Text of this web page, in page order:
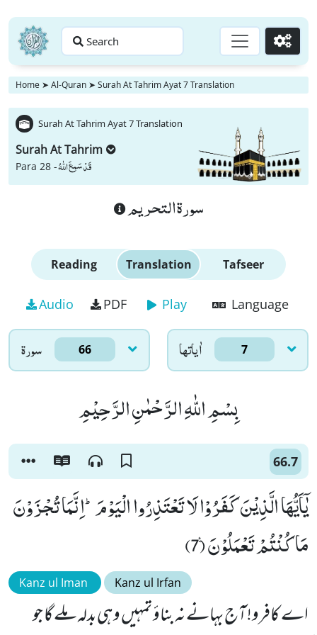
Search Go
Home ➤ Al-Quran ➤ Surah At Tahrim Ayat 7 Translation
Surah At Tahrim Ayat 7 Translation
Surah At Tahrim
Para 28 -قَدْ سَمِعَ اللّٰهُ
سورة التحريم
Reading Translation Tafseer
Audio PDF Play Language
سورۃ 66 اٰياتها 7
بِسْمِ اللّٰهِ الرَّحْمٰنِ الرَّحِیْمِ
66.7
یٰۤاَیُّهَا الَّذِیْنَ كَفَرُوْا لَا تَعْتَذِرُوا الْیَوْمَؕ-اِنَّمَا تُجْزَوْنَ
مَا كُنْتُمْ تَعْمَلُوْنَ۠ (7)
Kanz ul Iman Kanz ul Irfan
اے کافرو! آج بہانے نہ بناؤ تمہیں وہی بدلہ ملے گا جو